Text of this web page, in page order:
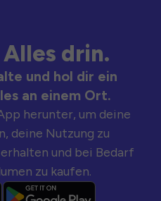
drin.
und hol dir ein
an einem Ort.
herunter, um deine
deine Nutzung zu
und bei Bedarf
zu kaufen.